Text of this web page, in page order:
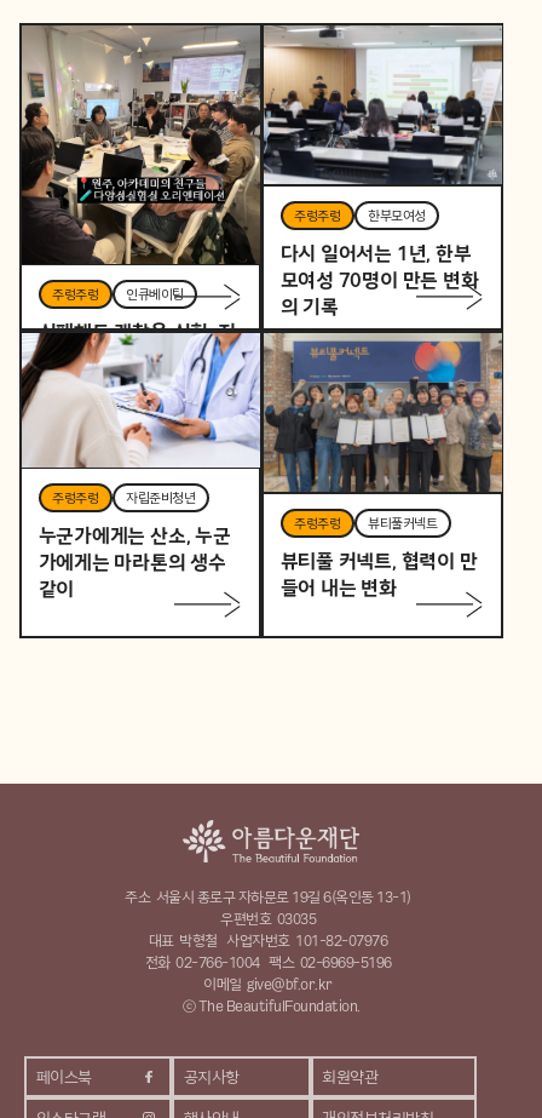
주렁주렁 인큐베이팅
실패해도 괜찮은 실험, 지
역을 바꾸는 작은 시작
주렁주렁 한부모여성
다시 일어서는 1년, 한부
모여성 70명이 만든 변화
의 기록
주렁주렁 자립준비청년
누군가에게는 산소, 누군
가에게는 마라톤의 생수
같이
주렁주렁 뷰티풀커넥트
뷰티풀 커넥트, 협력이 만
들어 내는 변화
페이스북 공지사항 회원약관
주소 서울시 종로구 자하문로 19길 6(옥인동 13-1)
우편번호 03035
대표 박형철 사업자번호 101-82-07976
전화 02-766-1004 팩스 02-6969-5196
이메일 give@bf.or.kr
ⓒ The BeautifulFoundation.